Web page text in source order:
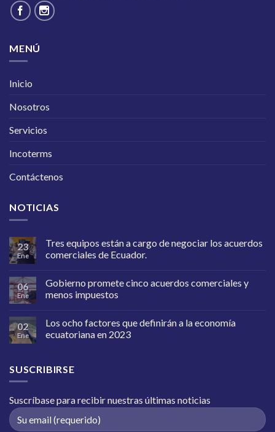
MENÚ
Inicio
Nosotros
Servicios
Incoterms
Contáctenos
NOTICIAS
23
Ene
Tres equipos están a cargo de negociar los acuerdos
comerciales de Ecuador.
06
Ene
Gobierno promete cinco acuerdos comerciales y
menos impuestos
02
Ene
Los ocho factores que definirán a la economía
ecuatoriana en 2023
SUSCRIBIRSE
Suscríbase para recibir nuestras últimas noticias